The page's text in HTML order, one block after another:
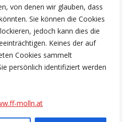
von denen wir glauben, dass
Sie können die Cookies
jedoch kann dies die
Keines der auf
Cookies sammelt
persönlich identifiziert werden
molln.at